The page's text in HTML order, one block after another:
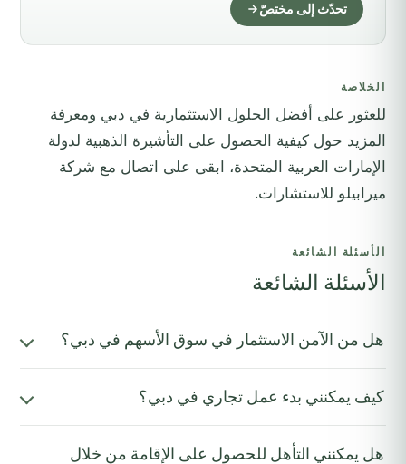
تحدّث إلى مختصّ
الخلاصة
للعثور على أفضل الحلول الاستثمارية في دبي ومعرفة
المزيد حول كيفية الحصول على التأشيرة الذهبية لدولة
الإمارات العربية المتحدة، ابقى على اتصال مع شركة
ميرابيلو للاستشارات.
الأسئلة الشائعة
الأسئلة الشائعة
هل من الآمن الاستثمار في سوق الأسهم في دبي؟
كيف يمكنني بدء عمل تجاري في دبي؟
هل يمكنني التأهل للحصول على الإقامة من خلال